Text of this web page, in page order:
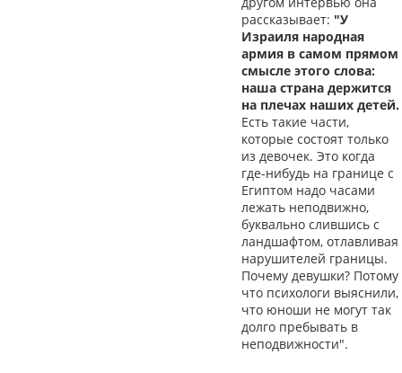
рассказывает: "У
Израиля народная
армия в самом прямом
смысле этого слова:
наша страна держится
на плечах наших детей.
Есть такие части,
которые состоят только
из девочек. Это когда
где-нибудь на границе с
Египтом надо часами
лежать неподвижно,
буквально слившись с
ландшафтом, отлавливая
нарушителей границы.
Почему девушки? Потому
что психологи выяснили,
что юноши не могут так
долго пребывать в
неподвижности".